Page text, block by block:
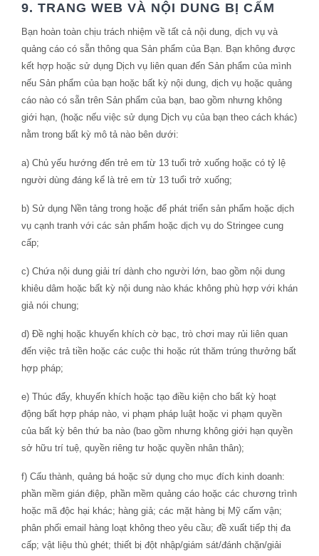
9. TRANG WEB VÀ NỘI DUNG BỊ CẤM
Bạn hoàn toàn chịu trách nhiệm về tất cả nội dung, dịch vụ và
quảng cáo có sẵn thông qua Sản phẩm của Bạn. Bạn không được
kết hợp hoặc sử dụng Dịch vụ liên quan đến Sản phẩm của mình
nếu Sản phẩm của bạn hoặc bất kỳ nội dung, dịch vụ hoặc quảng
cáo nào có sẵn trên Sản phẩm của bạn, bao gồm nhưng không
giới hạn, (hoặc nếu việc sử dụng Dịch vụ của bạn theo cách khác)
nằm trong bất kỳ mô tả nào bên dưới:
a) Chủ yếu hướng đến trẻ em từ 13 tuổi trở xuống hoặc có tỷ lệ
người dùng đáng kể là trẻ em từ 13 tuổi trở xuống;
b) Sử dụng Nền tảng trong hoặc để phát triển sản phẩm hoặc dịch
vụ cạnh tranh với các sản phẩm hoặc dịch vụ do Stringee cung
cấp;
c) Chứa nội dung giải trí dành cho người lớn, bao gồm nội dung
khiêu dâm hoặc bất kỳ nội dung nào khác không phù hợp với khán
giả nói chung;
d) Đề nghị hoặc khuyến khích cờ bạc, trò chơi may rủi liên quan
đến việc trả tiền hoặc các cuộc thi hoặc rút thăm trúng thưởng bất
hợp pháp;
e) Thúc đẩy, khuyến khích hoặc tạo điều kiện cho bất kỳ hoạt
động bất hợp pháp nào, vi phạm pháp luật hoặc vi phạm quyền
của bất kỳ bên thứ ba nào (bao gồm nhưng không giới hạn quyền
sở hữu trí tuệ, quyền riêng tư hoặc quyền nhân thân);
f) Cấu thành, quảng bá hoặc sử dụng cho mục đích kinh doanh:
phần mềm gián điệp, phần mềm quảng cáo hoặc các chương trình
hoặc mã độc hại khác; hàng giả; các mặt hàng bị Mỹ cấm vận;
phân phối email hàng loạt không theo yêu cầu; đề xuất tiếp thị đa
cấp; vật liệu thù ghét; thiết bị đột nhập/giám sát/đánh chặn/giải